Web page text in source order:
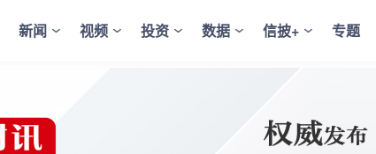
新闻 视频 投资 数据 信披+ 专题